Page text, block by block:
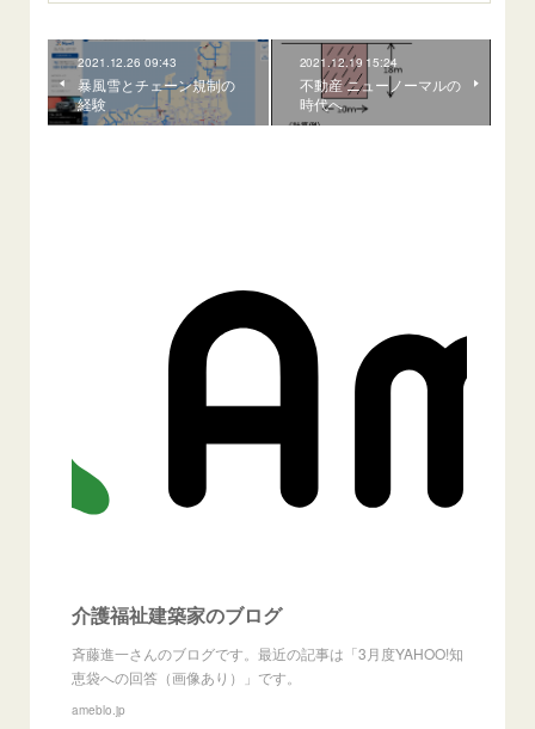
2021.12.26 09:43
暴風雪とチェーン規制の
経験
2021.12.19 15:24
不動産 ニューノーマルの
時代へ
介護福祉建築家のブログ
斉藤進一さんのブログです。最近の記事は「3月度YAHOO!知
恵袋への回答（画像あり）」です。
ameblo.jp